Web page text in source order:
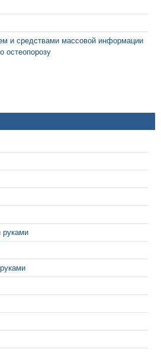
и средствами массовой информации
остеопорозу
руками